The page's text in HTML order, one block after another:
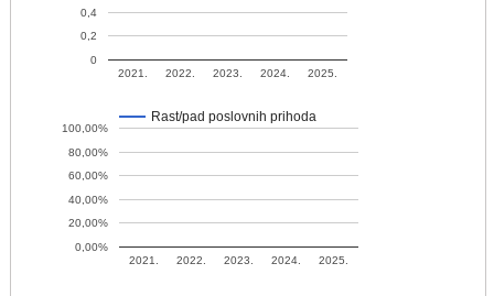
2021. 2022. 2023. 2024. 2025.
0
0,2
0,4
Rast/pad poslovnih prihoda
2021. 2022. 2023. 2024. 2025.
0,00%
20,00%
40,00%
60,00%
80,00%
100,00%